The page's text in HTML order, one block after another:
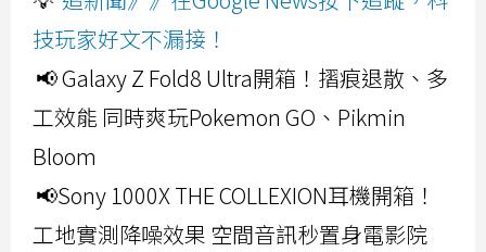
技玩家好文不漏接！
📢 Galaxy Z Fold8 Ultra開箱！摺痕退散、多
工效能 同時爽玩Pokemon GO、Pikmin
Bloom
📢Sony 1000X THE COLLEXION耳機開箱！
工地實測降噪效果 空間音訊秒置身電影院